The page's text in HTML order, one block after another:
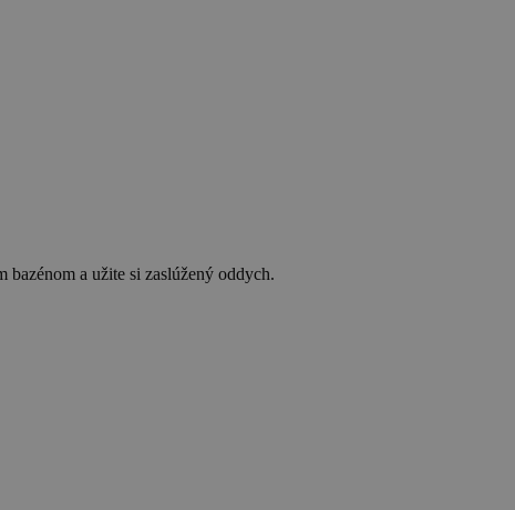
a užite si zaslúžený oddych.